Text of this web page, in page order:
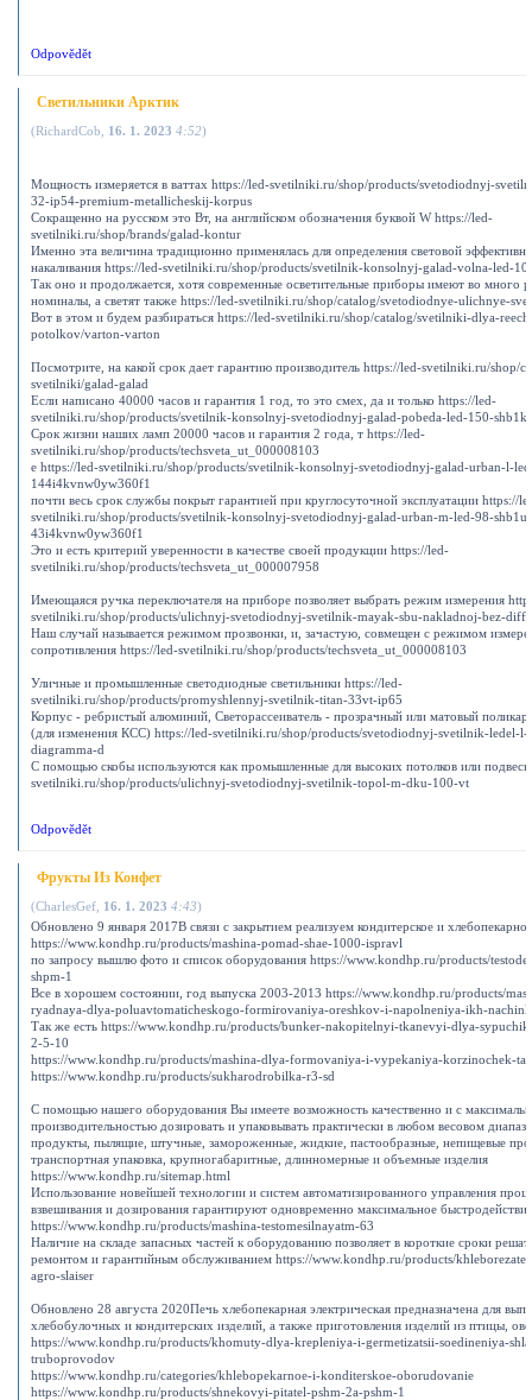
Odpovědět
Светильники Арктик
(RichardCob 16. 1. 2023 4:52)
Мощность измеряется в ваттах https://led-svetilniki.ru/shop/products/svetodiodnyj-
32-ip54-premium-metallicheskij-korpus
Сокращенно на русском это Вт, на английском обозначения буквой W https://led-
svetilniki.ru/shop/brands/galad-kontur
Именно эта величина традиционно применялась для определения световой
накаливания https://led-svetilniki.ru/shop/products/svetilnik-konsolnyj-galad-volna-led-
Так оно и продолжается, хотя современные осветительные приборы имеют во много
номиналы, а светят также https://led-svetilniki.ru/shop/catalog/svetodiodnye-ulichnye-
Вот в этом и будем разбираться https://led-svetilniki.ru/shop/catalog/svetilniki-dlya-
potolkov/varton-varton
Посмотрите, на какой срок дает гарантию производитель https://led-svetilniki.ru/shop/
svetilniki/galad-galad
Если написано 40000 часов и гарантия 1 год, то это смех, да и только https://led-
svetilniki.ru/shop/products/svetilnik-konsolnyj-svetodiodnyj-galad-pobeda-led-150-
Срок жизни наших ламп 20000 часов и гарантия 2 года, т https://led-
svetilniki.ru/shop/products/techsveta_ut_000008103
е https://led-svetilniki.ru/shop/products/svetilnik-konsolnyj-svetodiodnyj-galad-urban-l-
144i4kvnw0yw360f1
почти весь срок службы покрыт гарантией при круглосуточной эксплуатации https://
svetilniki.ru/shop/products/svetilnik-konsolnyj-svetodiodnyj-galad-urban-m-led-98-
43i4kvnw0yw360f1
Это и есть критерий уверенности в качестве своей продукции https://led-
svetilniki.ru/shop/products/techsveta_ut_000007958
Имеющаяся ручка переключателя на приборе позволяет выбрать режим измерения
svetilniki.ru/shop/products/ulichnyj-svetodiodnyj-svetilnik-mayak-sbu-nakladnoj-bez-
Наш случай называется режимом прозвонки, и, зачастую, совмещен с режимом
сопротивления https://led-svetilniki.ru/shop/products/techsveta_ut_000008103
Уличные и промышленные светодиодные светильники https://led-
svetilniki.ru/shop/products/promyshlennyj-svetilnik-titan-33vt-ip65
Корпус - ребристый алюминий, Светорассеиватель - прозрачный или матовый
(для изменения КСС) https://led-svetilniki.ru/shop/products/svetodiodnyj-svetilnik-ledel-
diagramma-d
С помощью скобы используются как промышленные для высоких потолков или
svetilniki.ru/shop/products/ulichnyj-svetodiodnyj-svetilnik-topol-m-dku-100-vt
Odpovědět
Фрукты Из Конфет
(CharlesGef 16. 1. 2023 4:43)
Обновлено 9 января 2017В связи с закрытием реализуем кондитерское и
https://www.kondhp.ru/products/mashina-pomad-shae-1000-ispravl
по запросу вышлю фото и список оборудования https://www.kondhp.ru/products/
shpm-1
Все в хорошем состоянии, год выпуска 2003-2013 https://www.kondhp.ru/products/
ryadnaya-dlya-poluavtomaticheskogo-formirovaniya-oreshkov-i-napolneniya-ikh-
Так же есть https://www.kondhp.ru/products/bunker-nakopitelnyi-tkanevyi-dlya-
2-5-10
https://www.kondhp.ru/products/mashina-dlya-formovaniya-i-vypekaniya-korzinochek-
https://www.kondhp.ru/products/sukharodrobilka-r3-sd
С помощью нашего оборудования Вы имеете возможность качественно и с
производительностью дозировать и упаковывать практически в любом весовом
продукты, пылящие, штучные, замороженные, жидкие, пастообразные, непищевые
транспортная упаковка, крупногабаритные, длинномерные и объемные изделия
https://www.kondhp.ru/sitemap.html
Использование новейшей технологии и систем автоматизированного управления
взвешивания и дозирования гарантируют одновременно максимальное
https://www.kondhp.ru/products/mashina-testomesilnayatm-63
Наличие на складе запасных частей к оборудованию позволяет в короткие сроки
ремонтом и гарантийным обслуживанием https://www.kondhp.ru/products/
agro-slaiser
Обновлено 28 августа 2020Печь хлебопекарная электрическая предназначена для
хлебобулочных и кондитерских изделий, а также приготовления изделий из птицы,
https://www.kondhp.ru/products/khomuty-dlya-krepleniya-i-germetizatsii-soedineniya-
truboprovodov
https://www.kondhp.ru/categories/khlebopekarnoe-i-konditerskoe-oborudovanie
https://www.kondhp.ru/products/shnekovyi-pitatel-pshm-2a-pshm-1